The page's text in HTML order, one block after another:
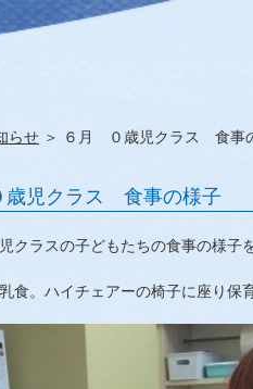
らせ ＞ ６月 ０歳児クラス 食事
児クラス 食事の様子
クラスの子どもたちの食事の様子
食。ハイチェアーの椅子に座り保